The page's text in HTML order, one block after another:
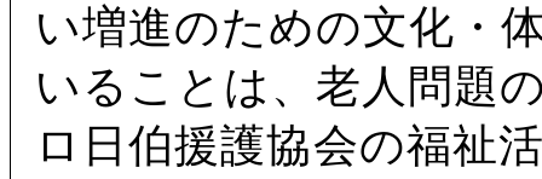
い増進のための文化・
いることは、老人問題
ロ日伯援護協会の福祉